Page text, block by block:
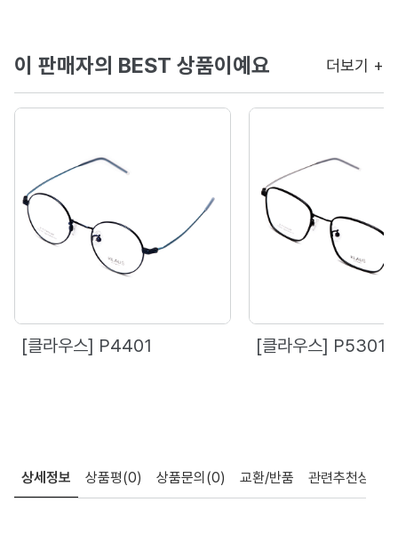
이 판매자의 BEST 상품이예요 더보기 +
[클라우스] P4401 [클라우스] P5301
상세정보 상품평(0) 상품문의 (0) 교환/반품 관련추천상품